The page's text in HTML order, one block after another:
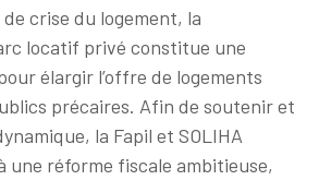
crise du logement, la
locatif privé constitue une
élargir l’offre de logements
précaires. Afin de soutenir et
la Fapil et SOLIHA
une réforme fiscale ambitieuse,